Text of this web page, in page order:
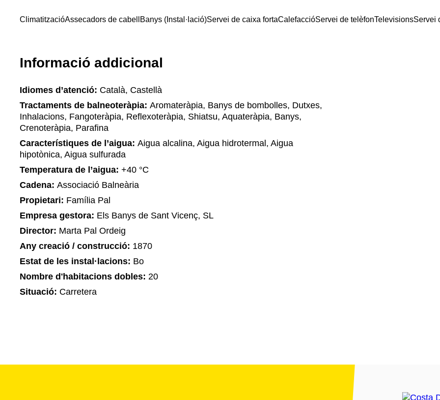
ClimatitzacióAssecadors de cabell Banys (Instal·lació)Servei de caixa fortaCalefaccióServei de telèfonTelevisionsServei
Informació addicional
Idiomes d’atenció: Català, Castellà
Tractaments de balneoteràpia: Aromateràpia, Banys de bombolles, Dutxes,
Inhalacions, Fangoteràpia, Reflexoteràpia, Shiatsu, Aquateràpia, Banys,
Crenoteràpia, Parafina
Característiques de l’aigua: Aigua alcalina, Aigua hidrotermal, Aigua
hipotònica, Aigua sulfurada
Temperatura de l’aigua: +40 °С
Cadena: Associació Balneària
Propietari: Família Pal
Empresa gestora: Els Banys de Sant Vicenç, SL
Director: Marta Pal Ordeig
Any creació / construcció: 1870
Estat de les instal·lacions: Bo
Nombre d'habitacions dobles: 20
Situació: Carretera